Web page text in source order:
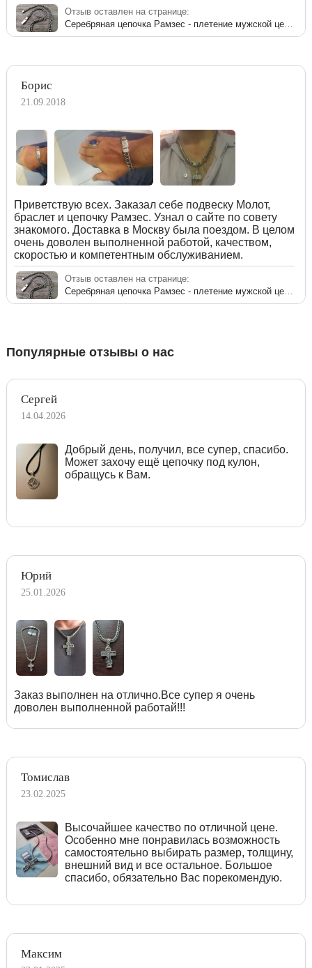
Отзыв оставлен на странице:
Борис
21.09.2018
Приветствую всех. Заказал себе подвеску Молот,
браслет и цепочку Рамзес. Узнал о сайте по совету
знакомого. Доставка в Москву была поездом. В целом
очень доволен выполненной работой, качеством,
скоростью и компетентным обслуживанием.
Отзыв оставлен на странице:
Популярные отзывы о нас
Сергей
14.04.2026
Добрый день, получил, все супер, спасибо.
Может захочу ещё цепочку под кулон,
обращусь к Вам.
Юрий
25.01.2026
Заказ выполнен на отлично.Все супер я очень
доволен выполненной работай!!!
Томислав
23.02.2025
Высочайшее качество по отличной цене.
Особенно мне понравилась возможность
самостоятельно выбирать размер, толщину,
внешний вид и все остальное. Большое
спасибо, обязательно Вас порекомендую.
Максим